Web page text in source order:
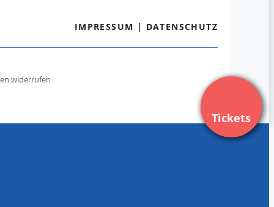
Tickets
IMPRESSUM | DATENSCHUTZ
widerrufen